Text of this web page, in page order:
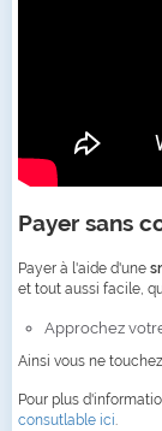
Payer sans
Payer à l'aide d'une
et tout aussi facile,
Approchez
Ainsi vous ne
Pour plus
consutlable ici.